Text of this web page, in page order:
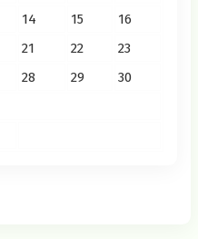
14 15
16
21 22
23
28 29
30